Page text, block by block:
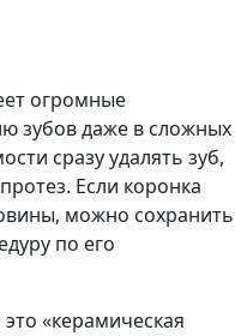
огромные
зубов даже в сложных
сразу удалять зуб,
Если коронка
можно сохранить
по его
«керамическая